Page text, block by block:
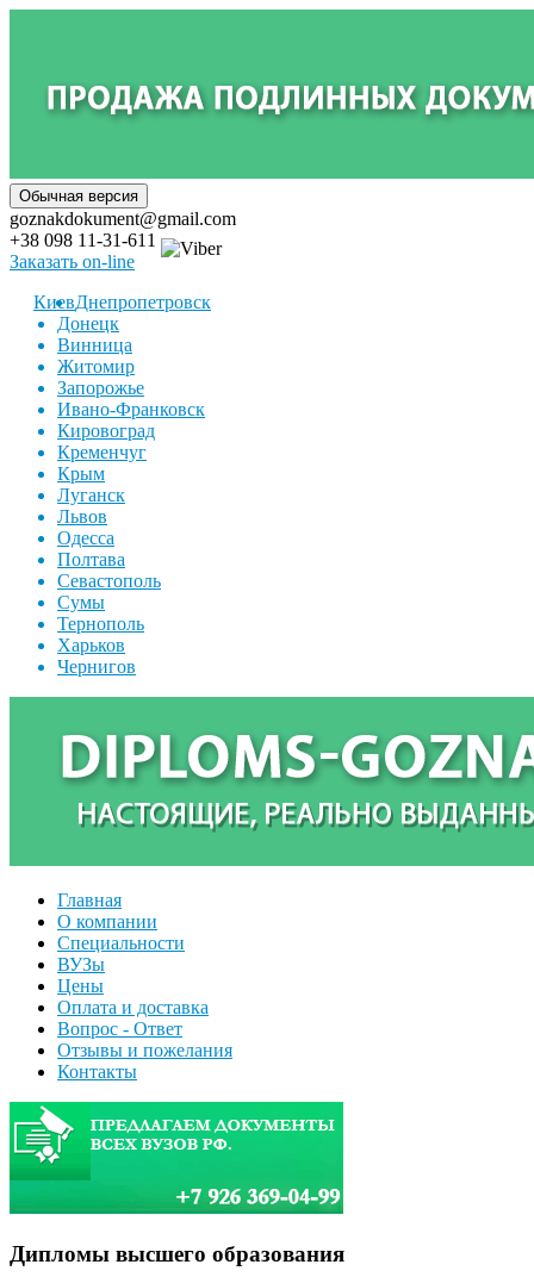
goznakdokument@gmail.com
+38 098 11-31-611
Заказать on-line
КиевДнепропетровск
Донецк
Винница
Житомир
Запорожье
Ивано-Франковск
Кировоград
Кременчуг
Крым
Луганск
Львов
Одесса
Полтава
Севастополь
Сумы
Тернополь
Харьков
Чернигов
Главная
О компании
Специальности
ВУЗы
Цены
Оплата и доставка
Вопрос - Ответ
Отзывы и пожелания
Контакты
Дипломы высшего образования